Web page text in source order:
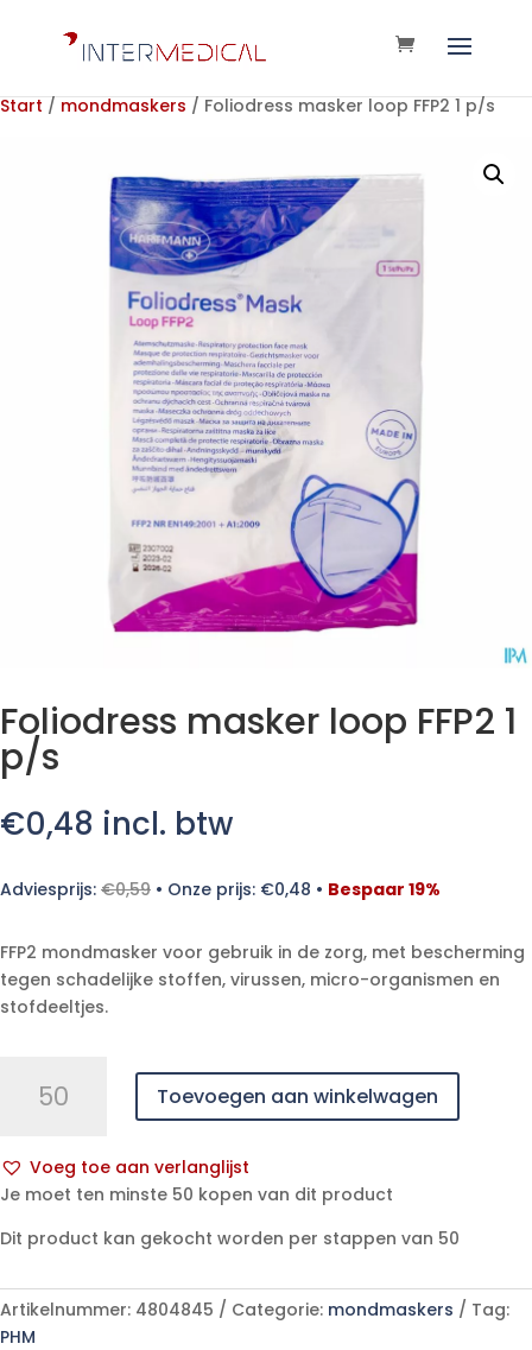
Start / mondmaskers / Foliodress masker loop FFP2 1 p/s
Foliodress masker loop FFP2 1
p/s
€0,48 incl. btw
Adviesprijs: €0,59 • Onze prijs: €0,48 • Bespaar 19%
FFP2 mondmasker voor gebruik in de zorg, met bescherming
tegen schadelijke stoffen, virussen, micro-organismen en
stofdeeltjes.
masker
p/s
aantal
Toevoegen aan winkelwagen
Voeg toe aan verlanglijst
A
t
r
n
Je moet ten minste 50 kopen van dit product
Dit product kan gekocht worden per stappen van 50
Artikelnummer: 4804845 Categorie: mondmaskers
Tag:
PHM